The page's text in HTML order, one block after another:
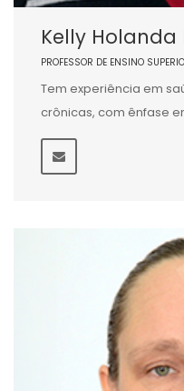
Kelly Holanda
PROFESSOR DE ENSINO
Tem experiência em
crônicas, com ênfase